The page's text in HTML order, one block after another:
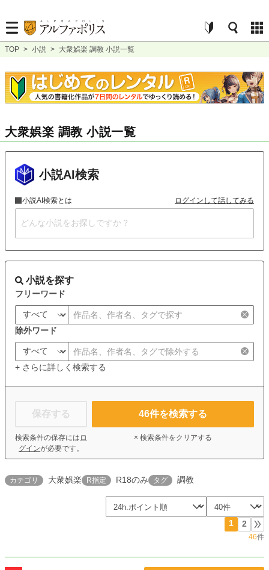
TOP > 小説 > 大衆娯楽 調教 小説一覧
大衆娯楽 調教 小説一覧
小説AI検索
小説AI検索とは ログインして話してみる
小説を探す
フリーワード
除外ワード
+ さらに詳しく検索する
保存する
検索条件の保存には ロ
グインが必要です。
46件を検索する
× 検索条件をクリアする
カテゴリ 大衆娯楽 R指定 R18のみ タグ 調教
1 2
46件